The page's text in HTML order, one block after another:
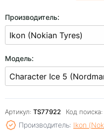
Производитель:
Модель:
Артикул: TS77922 Код поиска:
Производитель: Ikon